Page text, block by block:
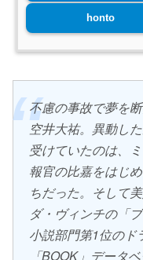
honto
不慮の事故で夢を
空井大祐。異動し
受けていたのは、
報官の比嘉をはじ
ちだった。そして
ダ・ヴィンチの「
小説部門第1位のド
「BOOK」データ